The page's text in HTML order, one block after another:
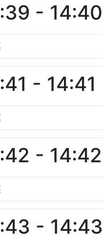
- 14:40
- 14:41
- 14:42
- 14:43